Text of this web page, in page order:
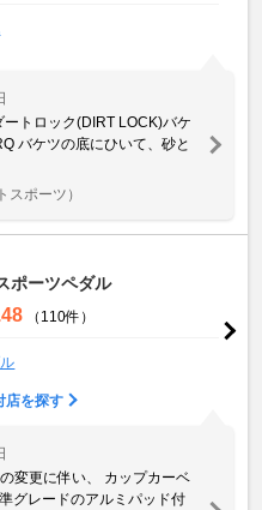
トロック(DIRT LOCK)バケ
バケツの底にひいて、砂と
スポーツ）
ポーツペダル
（110件）
店を探す
変更に伴い、 カップカーベ
グレードのアルミパッド付